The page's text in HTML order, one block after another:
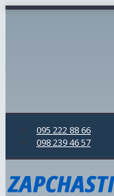
095 222 88 66
098 239 46 57